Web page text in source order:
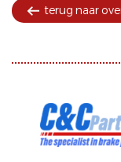
terug naar